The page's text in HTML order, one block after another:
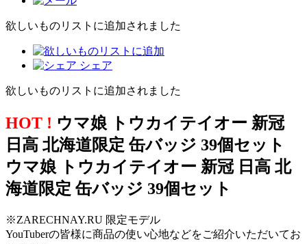
欲しいものリストに追加されました
シェア
欲しいものリストに追加されました
HOT ! ウマ娘 トウカイテイオー 新冠
日高 北海道限定 缶バッジ 39個セット
ウマ娘 トウカイテイオー 新冠 日高 北
海道限定 缶バッジ 39個セット
※ZARECHNAY.RU 限定モデル
YouTuberの皆様に商品の使い心地などをご紹介いただいてお